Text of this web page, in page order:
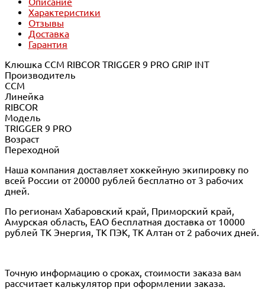
Характеристики
Отзывы
Доставка
Гарантия
Клюшка CCM RIBCOR TRIGGER 9 PRO GRIP INT
Производитель
CCM
Линейка
RIBCOR
Модель
TRIGGER 9 PRO
Возраст
Переходной
Наша компания доставляет хоккейную экипировку по
всей России от 20000 рублей бесплатно от 3 рабочих
дней.
По регионам Хабаровский край, Приморский край,
Амурская область, ЕАО бесплатная доставка от 10000
рублей ТК Энергия, ТК ПЭК, ТК Алтан от 2 рабочих дней.
Точную информацию о сроках, стоимости заказа вам
рассчитает калькулятор при оформлении заказа.